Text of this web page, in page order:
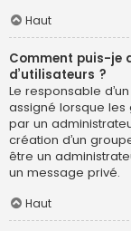
Haut
Comment puis-je
d’utilisateurs ?
Le responsable
assigné lorsque les
par un
création d’un
être un
un message privé.
Haut